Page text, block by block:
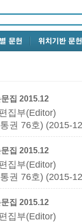
집 2015.12
집부(Editor)
권 76호) (2015-
집 2015.12
집부(Editor)
권 76호) (2015-
집 2015.12
집부(Editor)